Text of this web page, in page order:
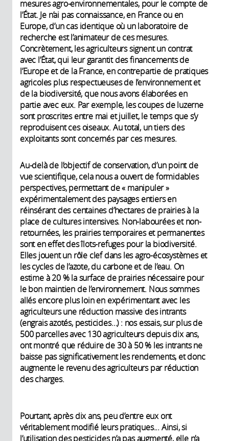
mesures agro-environnementales, pour le compte de
l’État. Je n’ai pas connaissance, en France ou en
Europe, d’un cas identique où un laboratoire de
recherche est l’animateur de ces mesures.
Concrètement, les agriculteurs signent un contrat
avec l’État, qui leur garantit des financements de
l’Europe et de la France, en contrepartie de pratiques
agricoles plus respectueuses de l’environnement et
de la biodiversité, que nous avons élaborées en
partie avec eux. Par exemple, les coupes de luzerne
sont proscrites entre mai et juillet, le temps que s’y
reproduisent ces oiseaux. Au total, un tiers des
exploitants sont concernés par ces mesures.
Au-delà de l’objectif de conservation, d’un point de
vue scientifique, cela nous a ouvert de formidables
perspectives, permettant de « manipuler »
expérimentalement des paysages entiers en
réinsérant des centaines d’hectares de prairies à la
place de cultures intensives. Non-labourées et non-
retournées, les prairies temporaires et permanentes
sont en effet des îlots-refuges pour la biodiversité.
Elles jouent un rôle clef dans les agro-écosystèmes et
les cycles de l’azote, du carbone et de l’eau. On
estime à 20 % la surface de prairies nécessaire pour
le bon maintien de l’environnement. Nous sommes
allés encore plus loin en expérimentant avec les
agriculteurs une réduction massive des intrants
(engrais azotés, pesticides…) : nos essais, sur plus de
500 parcelles avec 130 agriculteurs depuis dix ans,
ont montré que réduire de 30 à 50 % les intrants ne
baisse pas significativement les rendements, et donc
augmente le revenu des agriculteurs par réduction
des charges.
Pourtant, après dix ans, peu d’entre eux ont
véritablement modifié leurs pratiques... Ainsi, si
l’utilisation des pesticides n’a pas augmenté, elle n’a